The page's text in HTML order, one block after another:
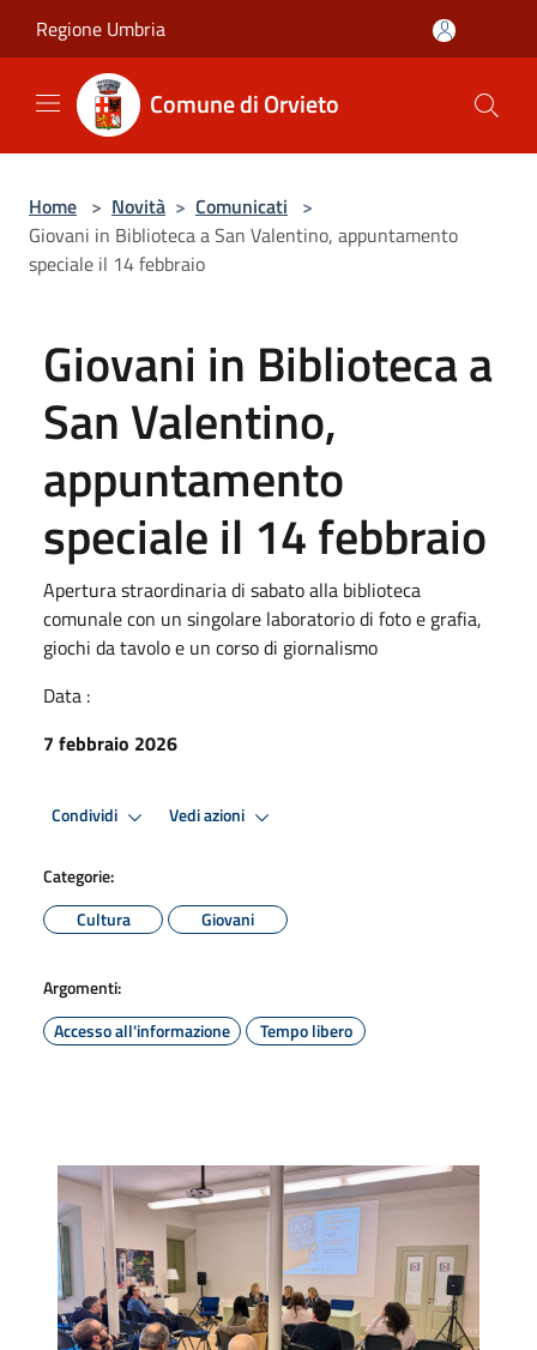
Regione Umbria
Comune di Orvieto
Home > Novità > Comunicati >
Giovani in Biblioteca a San Valentino, appuntamento
speciale il 14 febbraio
Giovani in Biblioteca a
San Valentino,
appuntamento
speciale il 14 febbraio
Apertura straordinaria di sabato alla biblioteca
comunale con un singolare laboratorio di foto e grafia,
giochi da tavolo e un corso di giornalismo
Data :
7 febbraio 2026
Condividi Vedi azioni
Categorie:
Cultura
Giovani
Argomenti:
Accesso all'informazione
Tempo libero